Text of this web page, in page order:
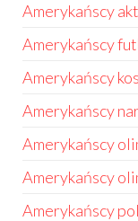
Amerykańscy
Amerykańscy
Amerykańscy
Amerykańscy
Amerykańscy
Amerykańscy
Amerykańscy